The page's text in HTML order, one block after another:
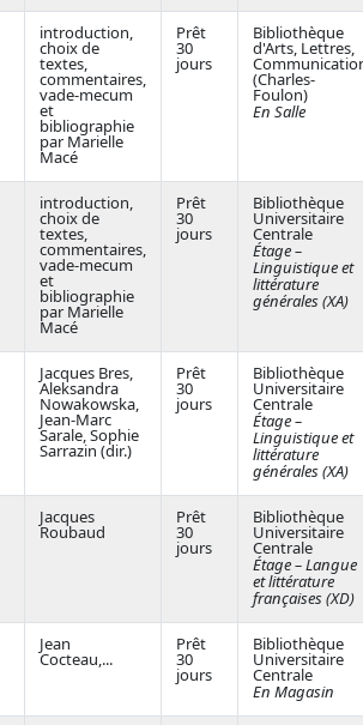
introduction,
choix de
textes,
commentaires,
vade-mecum
et
bibliographie
par Marielle
Macé
Prêt
30
jours
Bibliothèque
d'Arts, Lettres,
(Charles-
Foulon)
En Salle
introduction,
choix de
textes,
commentaires,
vade-mecum
et
bibliographie
par Marielle
Macé
Prêt
30
jours
Bibliothèque
Universitaire
Centrale
Étage –
Linguistique et
littérature
générales (XA)
Jacques Bres,
Aleksandra
Nowakowska,
Jean-Marc
Sarale, Sophie
Sarrazin (dir.)
Prêt
30
jours
Bibliothèque
Universitaire
Centrale
Étage –
Linguistique et
littérature
générales (XA)
Jacques
Roubaud
Prêt
30
jours
Bibliothèque
Universitaire
Centrale
Étage – Langue
et littérature
françaises (XD)
Jean
Cocteau,...
Prêt
30
jours
Bibliothèque
Universitaire
Centrale
En Magasin